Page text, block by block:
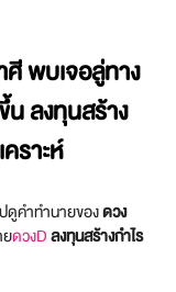
ศี พบเจอลู่ทาง
น ลงทุนสร้าง
ราะห์
ดูคำทำนายของดวง
ดวงDลงทุนสร้างกำไร